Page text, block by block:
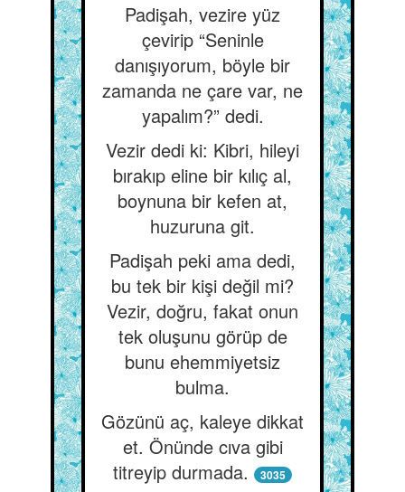
Padişah, vezire yüz
çevirip “Seninle
danışıyorum, böyle bir
zamanda ne çare var, ne
yapalım?” dedi.
Vezir dedi ki: Kibri, hileyi
bırakıp eline bir kılıç al,
boynuna bir kefen at,
huzuruna git.
Padişah peki ama dedi,
bu tek bir kişi değil mi?
Vezir, doğru, fakat onun
tek oluşunu görüp de
bunu ehemmiyetsiz
bulma.
Gözünü aç, kaleye dikkat
et. Önünde cıva gibi
titreyip durmada.
3035